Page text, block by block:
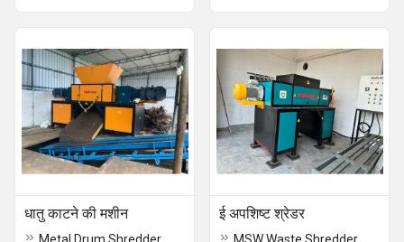
धातु काटने की मशीन ई अपशिष्ट श्रेडर